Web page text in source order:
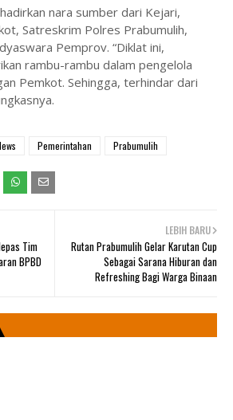
nara sumber dari Kejari,
Satreskrim Polres Prabumulih,
Pemprov. “Diklat ini,
rambu-rambu dalam pengelola
Pemkot. Sehingga, terhindar dari
Pemerintahan Prabumulih
LEBIH BARU
Rutan Prabumulih Gelar Karutan Cup
Sebagai Sarana Hiburan dan
Refreshing Bagi Warga Binaan
Tim
BPBD